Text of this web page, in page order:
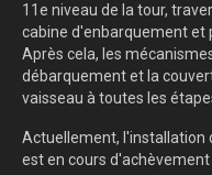
11e niveau de la tour,
cabine d'enbarquement et
Après cela, les
débarquement et la
vaisseau à toutes les
Actuellement, l'installation
est en cours